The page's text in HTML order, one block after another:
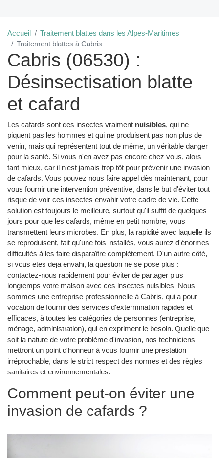
Accueil
Traitement blattes dans les Alpes-Maritimes
Traitement blattes à Cabris
Cabris (06530) :
Désinsectisation blatte
et cafard
Les cafards sont des insectes vraiment nuisibles, qui ne
piquent pas les hommes et qui ne produisent pas non plus de
venin, mais qui représentent tout de même, un véritable danger
pour la santé. Si vous n'en avez pas encore chez vous, alors
tant mieux, car il n'est jamais trop tôt pour prévenir une invasion
de cafards. Vous pouvez nous faire appel dès maintenant, pour
vous fournir une intervention préventive, dans le but d'éviter tout
risque de voir ces insectes envahir votre cadre de vie. Cette
solution est toujours le meilleure, surtout qu'il suffit de quelques
jours pour que les cafards, même en petit nombre, vous
transmettent leurs microbes. En plus, la rapidité avec laquelle ils
se reproduisent, fait qu'une fois installés, vous aurez d'énormes
difficultés à les faire disparaître complètement. D'un autre côté,
si vous êtes déjà envahi, la question ne se pose plus :
contactez-nous rapidement pour éviter de partager plus
longtemps votre maison avec ces insectes nuisibles. Nous
sommes une entreprise professionnelle à Cabris, qui a pour
vocation de fournir des services d'extermination rapides et
efficaces, à toutes les catégories de personnes (entreprise,
ménage, administration), qui en expriment le besoin. Quelle que
soit la nature de votre problème d'invasion, nos techniciens
mettront un point d'honneur à vous fournir une prestation
irréprochable, dans le strict respect des normes et des règles
sanitaires et environnementales.
Comment peut-on éviter une
invasion de cafards ?